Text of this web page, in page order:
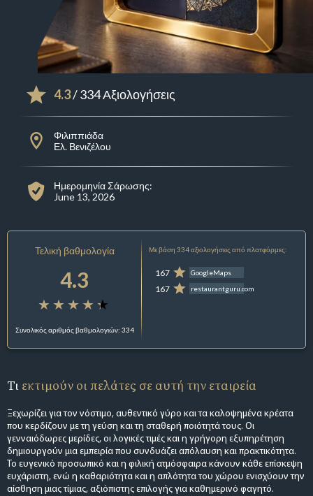
4.3/ 334 Αξιολογήσεις
Φιλιππιάδα
Ελ. Βενιζέλου
Ημερομηνία Σάρωσης:
June 13, 2026
Τελική βαθμολογία
4.3
Συνολικός αριθμός βαθμολογιών: 334
Με βάση 334 αξιολογήσεις από πλατφόρμες:
167 GoogleMaps
167 restaurantguru.com
Τι εκτιμούν οι πελάτες σε αυτή την εταιρεία
Ξεχωρίζει για τον νόστιμο, αυθεντικό γύρο και τα καλοψημένα κρέατα
που κερδίζουν με τη γεύση και τη σταθερή ποιότητά τους. Οι
γενναιόδωρες μερίδες, οι λογικές τιμές και η γρήγορη εξυπηρέτηση
δημιουργούν μια εμπειρία που συνδυάζει απόλαυση και πρακτικότητα.
Το ευγενικό προσωπικό και η φιλική ατμόσφαιρα κάνουν κάθε επίσκεψη
ευχάριστη, ενώ η καθαριότητα και η απλότητα του χώρου ενισχύουν την
αίσθηση μιας τίμιας, αξιόπιστης επιλογής για καθημερινό φαγητό.